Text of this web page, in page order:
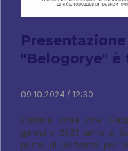
"Belogorye" è
09.10.2024 / 12:30
L'ultima volta che
gennaio 2021 anno a
punto di partenza per